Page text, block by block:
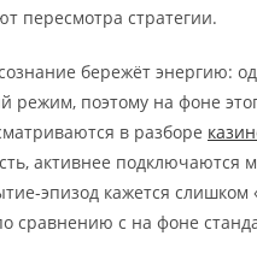
пересмотра стратегии.
бережёт энергию:
режим, поэтому на фоне
в разборе
активнее подключаются
эпизод кажется
сравнению с на фоне